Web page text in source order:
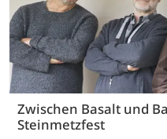
Zwischen Basalt und
Steinmetzfest